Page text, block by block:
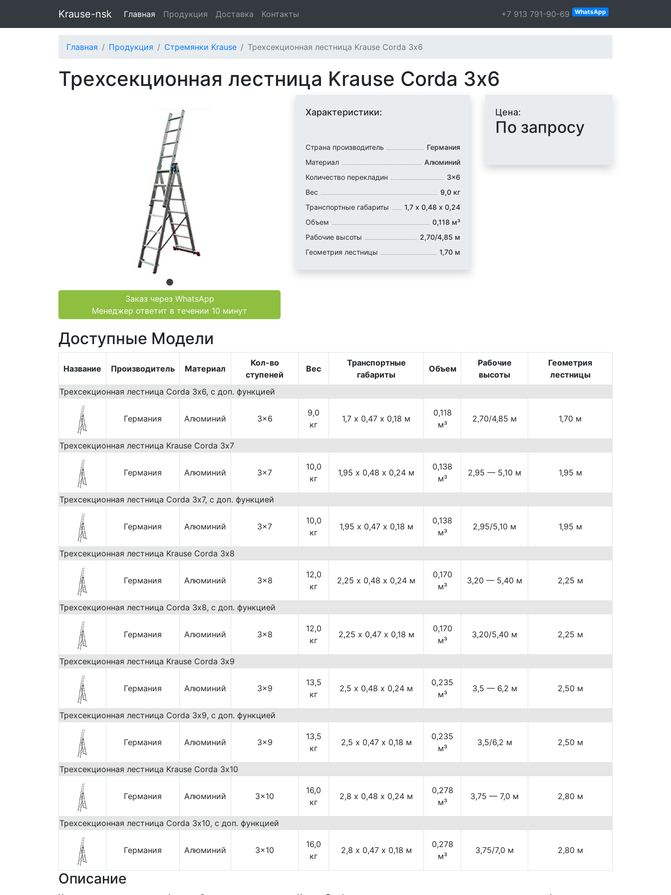
Krause-nsk Главная Продукция Доставка Контакты +7 913 791-90-69 WhatsApp
Главная Продукция Стремянки Krause Трехсекционная лестница Krause Corda 3х6
Трехсекционная лестница Krause Corda 3х6
Заказ через WhatsApp
Менеджер ответит в течении 10 минут
Характеристики:
Страна производитель
Германия
Материал
Алюминий
Количество перекладин
3×6
Вес
9,0 кг
Транспортные габариты
1,7 х 0,48 х 0,24
Объем
0,118 м³
Рабочие высоты
2,70/4,85 м
Геометрия лестницы
1,70 м
Цена:
По запросу
Доступные Модели
Название Производитель Материал
Кол-во
ступеней
Вес
Транспортные
габариты
Объем
Рабочие
высоты
Геометрия
лестницы
Трехсекционная лестница Corda 3х6, с доп. функцией
Германия Алюминий 3×6
9,0
кг
1,7 х 0,47 х 0,18 м
0,118
м³
2,70/4,85 м 1,70 м
Трехсекционная лестница Krause Corda 3х7
Германия Алюминий 3×7
10,0
кг
1,95 х 0,48 х 0,24 м
0,138
м³
2,95 — 5,10 м 1,95 м
Трехсекционная лестница Corda 3х7, с доп. функцией
Германия Алюминий 3×7
10,0
кг
1,95 х 0,47 х 0,18 м
0,138
м³
2,95/5,10 м 1,95 м
Трехсекционная лестница Krause Corda 3х8
Германия Алюминий 3×8
12,0
кг
2,25 х 0,48 х 0,24 м
0,170
м³
3,20 — 5,40 м 2,25 м
Трехсекционная лестница Corda 3х8, с доп. функцией
Германия Алюминий 3×8
12,0
кг
2,25 х 0,47 х 0,18 м
0,170
м³
3,20/5,40 м 2,25 м
Трехсекционная лестница Krause Corda 3х9
Германия Алюминий 3×9
13,5
кг
2,5 х 0,48 х 0,24 м
0,235
м³
3,5 — 6,2 м 2,50 м
Трехсекционная лестница Corda 3х9, с доп. функцией
Германия Алюминий 3×9
13,5
кг
2,5 х 0,47 х 0,18 м
0,235
м³
3,5/6,2 м 2,50 м
Трехсекционная лестница Krause Corda 3х10
Германия Алюминий 3×10
16,0
кг
2,8 х 0,48 х 0,24 м
0,278
м³
3,75 — 7,0 м 2,80 м
Трехсекционная лестница Corda 3х10, с доп. функцией
Германия Алюминий 3×10
16,0
кг
2,8 х 0,47 х 0,18 м
0,278
м³
3,75/7,0 м 2,80 м
Описание